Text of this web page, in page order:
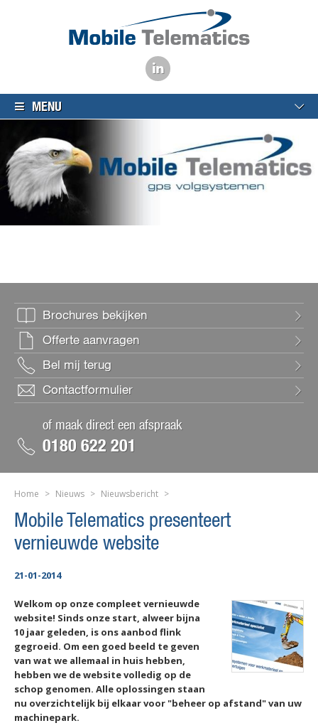
MENU
Brochures bekijken
Offerte aanvragen
Bel mij terug
Contactformulier
of maak direct een afspraak
0180 622 201
Home > Nieuws > Nieuwsbericht >
Mobile Telematics presenteert
vernieuwde website
21-01-2014
Welkom op onze compleet vernieuwde
website! Sinds onze start, alweer bijna
10 jaar geleden, is ons aanbod flink
gegroeid. Om een goed beeld te geven
van wat we allemaal in huis hebben,
hebben we de website volledig op de
schop genomen. Alle oplossingen staan
nu overzichtelijk bij elkaar voor "beheer op afstand" van uw
machinepark.